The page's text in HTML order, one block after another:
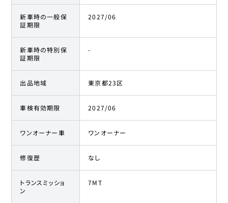
新車時の一般保
証期限
2027/06
新車時の特別保
証期限
-
出品地域 東京都23区
車検有効期限 2027/06
ワンオーナー車 ワンオーナー
修復歴 なし
トランスミッショ
ン
7MT